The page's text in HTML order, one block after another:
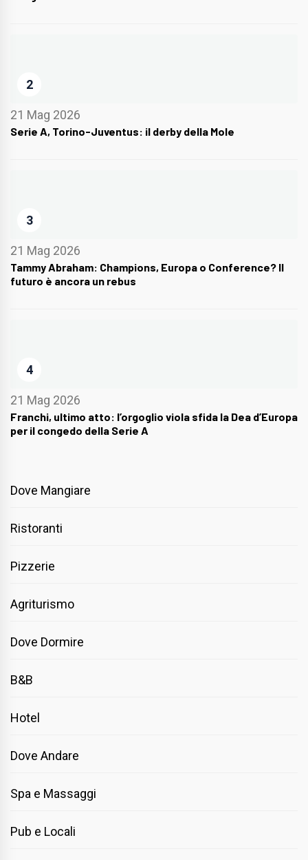
2
21 Mag 2026
Serie A, Torino-Juventus: il derby della Mole
3
21 Mag 2026
Tammy Abraham: Champions, Europa o Conference? Il
futuro è ancora un rebus
4
21 Mag 2026
Franchi, ultimo atto: l’orgoglio viola sfida la Dea d’Europa
per il congedo della Serie A
Dove Mangiare
Ristoranti
Pizzerie
Agriturismo
Dove Dormire
B&B
Hotel
Dove Andare
Spa e Massaggi
Pub e Locali